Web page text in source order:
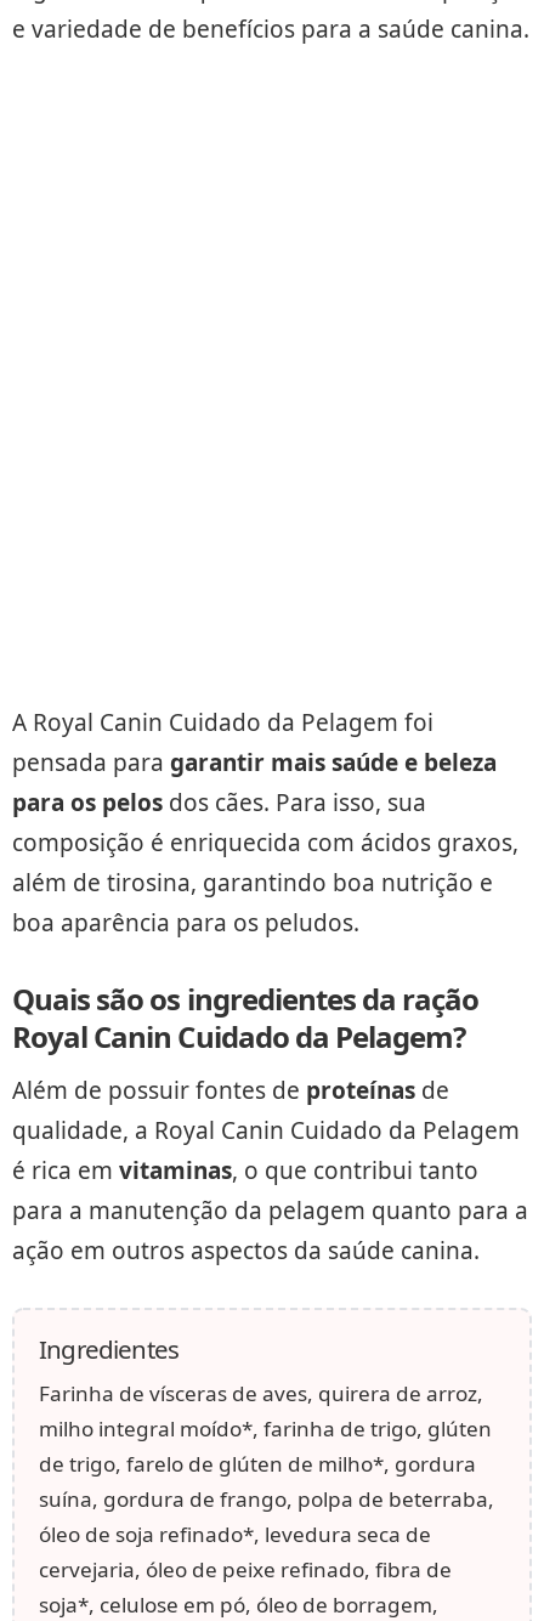
e variedade de benefícios para a saúde canina.
A Royal Canin Cuidado da Pelagem foi
pensada para garantir mais saúde e beleza
para os pelos dos cães. Para isso, sua
composição é enriquecida com ácidos graxos,
além de tirosina, garantindo boa nutrição e
boa aparência para os peludos.
Quais são os ingredientes da ração
Royal Canin Cuidado da Pelagem?
Além de possuir fontes de proteínas de
qualidade, a Royal Canin Cuidado da Pelagem
é rica em vitaminas, o que contribui tanto
para a manutenção da pelagem quanto para a
ação em outros aspectos da saúde canina.
Ingredientes
Farinha de vísceras de aves, quirera de arroz,
milho integral moído*, farinha de trigo, glúten
de trigo, farelo de glúten de milho*, gordura
suína, gordura de frango, polpa de beterraba,
óleo de soja refinado*, levedura seca de
cervejaria, óleo de peixe refinado, fibra de
soja*, celulose em pó, óleo de borragem,